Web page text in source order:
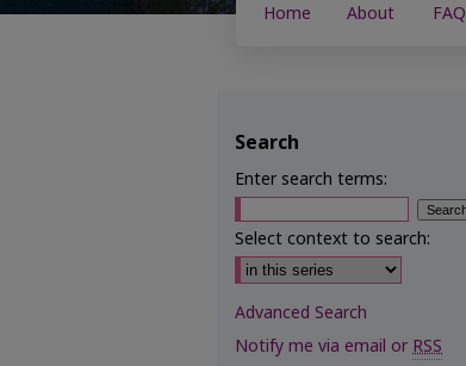
Home About FAQ
Search
Enter search terms:
Select context to search:
Advanced Search
Notify me via email orRSS